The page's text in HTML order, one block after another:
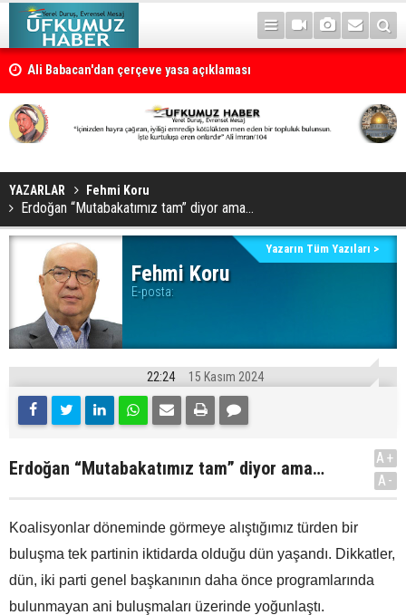
Ali Babacan'dan çerçeve yasa açıklaması
YAZARLAR Fehmi Koru
Erdoğan “Mutabakatımız tam” diyor ama…
Fehmi Koru
E-posta:
Yazarın Tüm Yazıları >
22:24 15 Kasım 2024
Erdoğan “Mutabakatımız tam” diyor ama…
A+
A-
Koalisyonlar döneminde görmeye alıştığımız türden bir
buluşma tek partinin iktidarda olduğu dün yaşandı. Dikkatler,
dün, iki parti genel başkanının daha önce programlarında
bulunmayan ani buluşmaları üzerinde yoğunlaştı.